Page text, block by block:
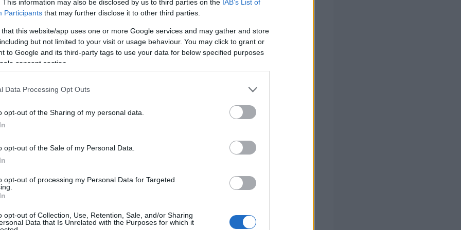
This information may also be disclosed by us to third parties on the IAB’s List of
Participants that may further disclose it to other third parties.
that this website/app uses one or more Google services and may gather and store
but not limited to your visit or usage behaviour. You may click to grant or
to Google and its third-party tags to use your data for below specified purposes
consent section.
Data Processing Opt Outs
opt-out of the Sharing of my personal data.
opt-out of the Sale of my Personal Data.
opt-out of processing my Personal Data for Targeted
opt-out of Collection, Use, Retention, Sale, and/or Sharing
Data that Is Unrelated with the Purposes for which it
που θα πραγματοποιηθούν σε διάφορες πόλεις της χώρας
διαμαρτυρίας στην Αθήνα
θα πραγματοποιηθεί
τον πρωθυπουργό.
έχουν στόχο να αναδείξουν
τη σημασία της κοινωνικής εργασίας για τη λειτουργία του κοινωνικού
Αγγλικών σε μόνο 2 ημέρες στα χέρια σας